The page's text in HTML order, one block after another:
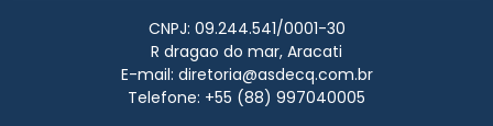
CNPJ: 09.244.541/0001-30
R dragao do mar, Aracati
E-mail: diretoria@asdecq.com.br
Telefone: +55 (88) 997040005